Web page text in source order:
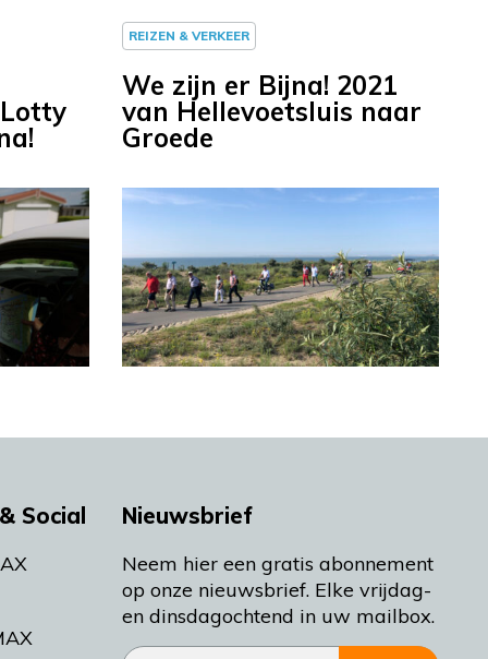
REIZEN & VERKEER
We zijn er Bijna! 2021
van Hellevoetsluis naar
Groede
Social Nieuwsbrief
Neem hier een gratis abonnement
op onze nieuwsbrief. Elke vrijdag-
en dinsdagochtend in uw mailbox.